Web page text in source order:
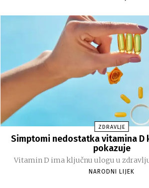
ZDRAVLJE
Simptomi nedostatka vitamina D
pokazuje
Vitamin D ima ključnu ulogu u
NARODNI LIJEK